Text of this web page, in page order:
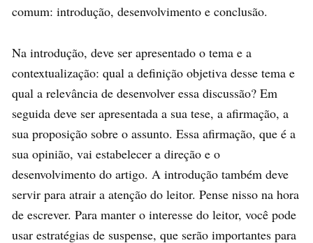
comum: introdução, desenvolvimento e conclusão.
Na introdução, deve ser apresentado o tema e a
contextualização: qual a definição objetiva desse tema e
qual a relevância de desenvolver essa discussão? Em
seguida deve ser apresentada a sua tese, a afirmação, a
sua proposição sobre o assunto. Essa afirmação, que é a
sua opinião, vai estabelecer a direção e o
desenvolvimento do artigo. A introdução também deve
servir para atrair a atenção do leitor. Pense nisso na hora
de escrever. Para manter o interesse do leitor, você pode
usar estratégias de suspense, que serão importantes para